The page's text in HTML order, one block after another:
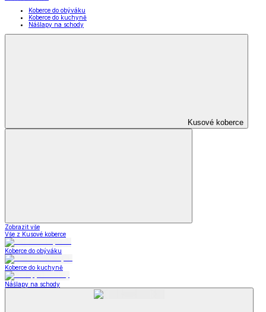
Koberce do obýváku
Koberce do kuchyně
Nášlapy na schody
Kusové koberce
Zobrazit vše
Vše z Kusové koberce
Koberce do obýváku
Koberce do kuchyně
Nášlapy na schody